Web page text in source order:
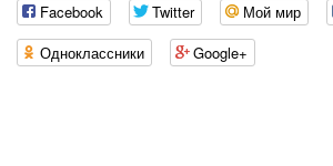
Facebook Twitter Мой мир
Одноклассники
Google+